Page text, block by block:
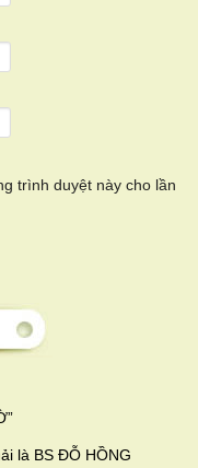
trình duyệt này cho lần
là BS ĐỖ HỒNG